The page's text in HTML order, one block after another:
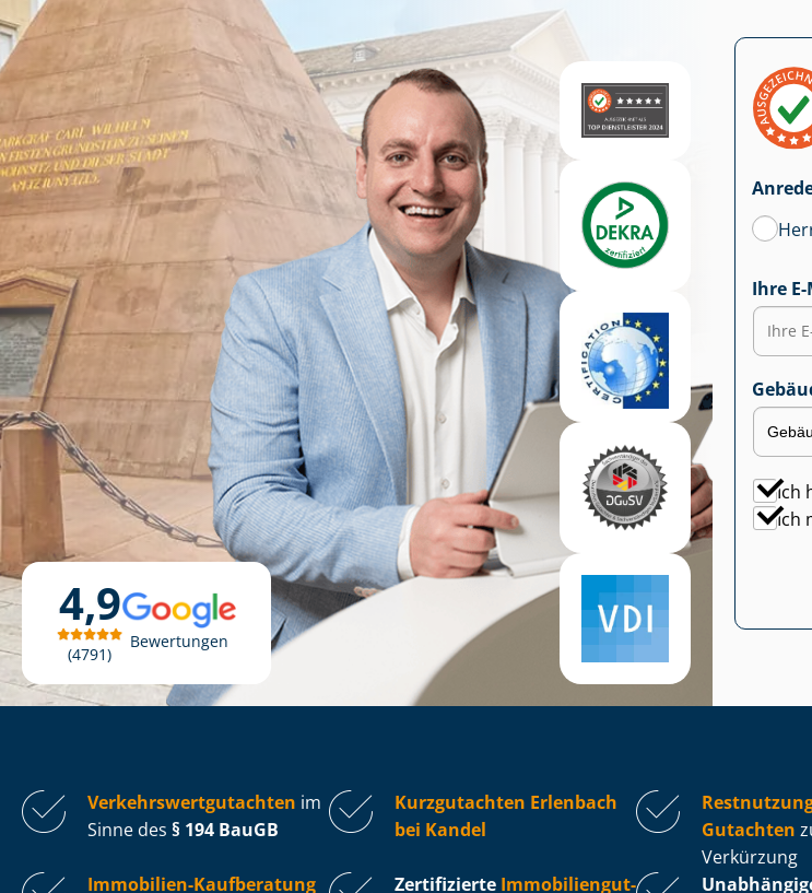
4,9
4791
Bewertungen
Ihre
Ich
Ich
Ver­kehrs­wert­gut­ach­ten im
Sinne des § 194 BauGB
Kurzgutachten Erlenbach
bei Kandel
Gutachten
Verkürzung
Immobilien-Kaufberatung
Zertifizierte Im­mo­bi­li­en­gut­